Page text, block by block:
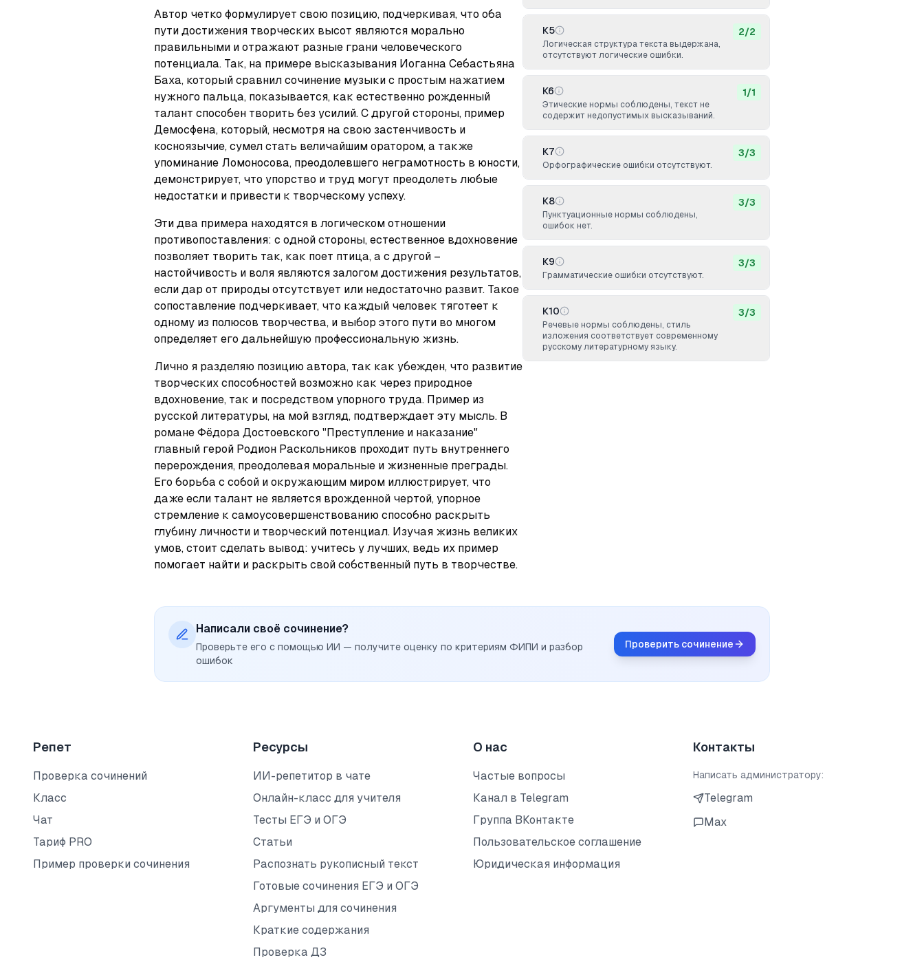
Автор четко формулирует свою позицию, подчеркивая, что оба
пути достижения творческих высот являются морально
правильными и отражают разные грани человеческого
потенциала. Так, на примере высказывания Иоганна Себастьяна
Баха, который сравнил сочинение музыки с простым нажатием
нужного пальца, показывается, как естественно рожденный
талант способен творить без усилий. С другой стороны, пример
Демосфена, который, несмотря на свою застенчивость и
косноязычие, сумел стать величайшим оратором, а также
упоминание Ломоносова, преодолевшего неграмотность в юности,
демонстрирует, что упорство и труд могут преодолеть любые
недостатки и привести к творческому успеху.
Эти два примера находятся в логическом отношении
противопоставления: с одной стороны, естественное вдохновение
позволяет творить так, как поет птица, а с другой –
настойчивость и воля являются залогом достижения результатов,
если дар от природы отсутствует или недостаточно развит. Такое
сопоставление подчеркивает, что каждый человек тяготеет к
одному из полюсов творчества, и выбор этого пути во многом
определяет его дальнейшую профессиональную жизнь.
Лично я разделяю позицию автора, так как убежден, что развитие
творческих способностей возможно как через природное
вдохновение, так и посредством упорного труда. Пример из
русской литературы, на мой взгляд, подтверждает эту мысль. В
романе Фёдора Достоевского "Преступление и наказание"
главный герой Родион Раскольников проходит путь внутреннего
перерождения, преодолевая моральные и жизненные преграды.
Его борьба с собой и окружающим миром иллюстрирует, что
даже если талант не является врожденной чертой, упорное
стремление к самоусовершенствованию способно раскрыть
глубину личности и творческий потенциал. Изучая жизнь великих
умов, стоит сделать вывод: учитесь у лучших, ведь их пример
помогает найти и раскрыть свой собственный путь в творчестве.
К5
Логическая структура текста выдержана,
отсутствуют логические ошибки.
2/2
К6
Этические нормы соблюдены, текст не
содержит недопустимых высказываний.
1/1
К7
Орфографические ошибки отсутствуют.
3/3
К8
Пунктуационные нормы соблюдены,
ошибок нет.
3/3
К9
Грамматические ошибки отсутствуют.
3/3
К10
Речевые нормы соблюдены, стиль
изложения соответствует современному
русскому литературному языку.
3/3
Написали своё сочинение?
Проверьте его с помощью ИИ — получите оценку по критериям ФИПИ и разбор
ошибок
Проверить сочинение
Репет
Проверка сочинений
Класс
Чат
Тариф PRO
Пример проверки сочинения
Ресурсы
ИИ-репетитор в чате
Онлайн-класс для учителя
Тесты ЕГЭ и ОГЭ
Статьи
Распознать рукописный текст
Готовые сочинения ЕГЭ и ОГЭ
Аргументы для сочинения
Краткие содержания
Проверка ДЗ
О нас
Частые вопросы
Канал в Telegram
Группа ВКонтакте
Пользовательское соглашение
Юридическая информация
Контакты
Написать администратору:
Telegram
Max